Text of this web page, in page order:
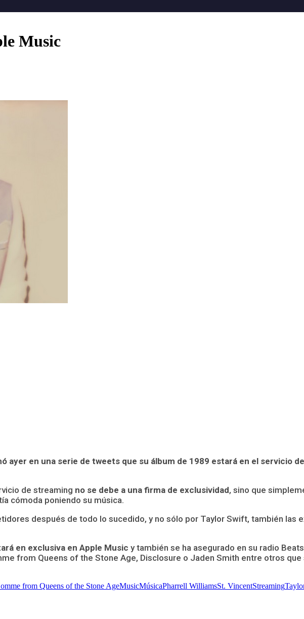
Music
ayer en una serie de tweets que su álbum de 1989 estará en el servicio
de streaming no se debe a una firma de exclusividad, sino que
cómoda poniendo su música.
después de todo lo sucedido, y no sólo por Taylor Swift, también las
en exclusiva en Apple Music y también se ha asegurado en su radio
from Queens of the Stone Age, Disclosure o Jaden Smith entre otros
from Queens of the Stone AgeMusicMúsicaPharrell WilliamsSt. VincentStreaming